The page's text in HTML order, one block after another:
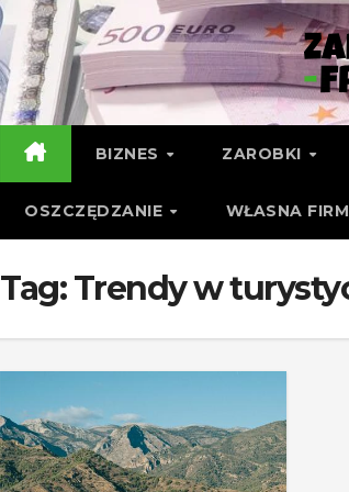
BIZNES ZAROBKI
OSZCZĘDZANIE WŁASNA
Tag:Trendy w